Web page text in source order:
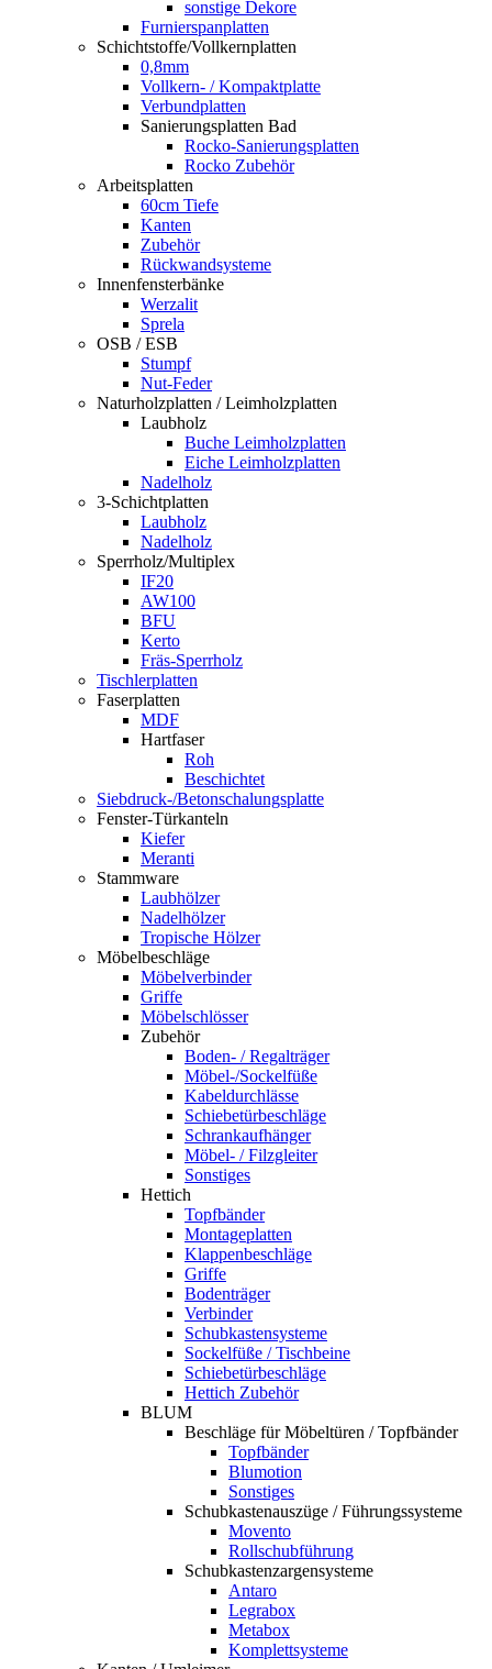
sonstige Dekore
Furnierspanplatten
Schichtstoffe/Vollkernplatten
0,8mm
Vollkern- / Kompaktplatte
Verbundplatten
Sanierungsplatten Bad
Rocko-Sanierungsplatten
Rocko Zubehör
Arbeitsplatten
60cm Tiefe
Kanten
Zubehör
Rückwandsysteme
Innenfensterbänke
Werzalit
Sprela
OSB / ESB
Stumpf
Nut-Feder
Naturholzplatten / Leimholzplatten
Laubholz
Buche Leimholzplatten
Eiche Leimholzplatten
Nadelholz
3-Schichtplatten
Laubholz
Nadelholz
Sperrholz/Multiplex
IF20
AW100
BFU
Kerto
Fräs-Sperrholz
Tischlerplatten
Faserplatten
MDF
Hartfaser
Roh
Beschichtet
Siebdruck-/Betonschalungsplatte
Fenster-Türkanteln
Kiefer
Meranti
Stammware
Laubhölzer
Nadelhölzer
Tropische Hölzer
Möbelbeschläge
Möbelverbinder
Griffe
Möbelschlösser
Zubehör
Boden- / Regalträger
Möbel-/Sockelfüße
Kabeldurchlässe
Schiebetürbeschläge
Schrankaufhänger
Möbel- / Filzgleiter
Sonstiges
Hettich
Topfbänder
Montageplatten
Klappenbeschläge
Griffe
Bodenträger
Verbinder
Schubkastensysteme
Sockelfüße / Tischbeine
Schiebetürbeschläge
Hettich Zubehör
BLUM
Beschläge für Möbeltüren / Topfbänder
Topfbänder
Blumotion
Sonstiges
Schubkastenauszüge / Führungssysteme
Movento
Rollschubführung
Schubkastenzargensysteme
Antaro
Legrabox
Metabox
Komplettsysteme